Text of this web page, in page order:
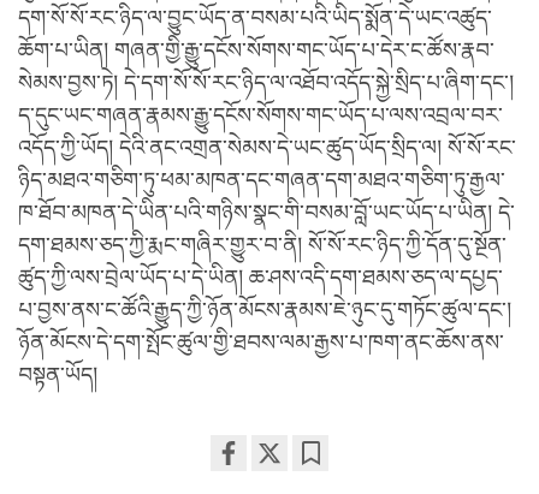
དག་སོ་སོ་རང་ཉིད་ལ་བྱུང་ཡོད་ན་བསམ་པའི་ཡིད་སྨོན་དེ་ཡང་འཚུད་
ཆོག་པ་ཡིན། གཞན་གྱི་རྒྱུ་དངོས་སོགས་གང་ཡོད་པ་དེར་ང་ཚོས་རྣབ་
སེམས་བྱས་ཏེ། དེ་དག་སོ་སོ་རང་ཉིད་ལ་འཐོབ་འདོད་སྐྱེ་སྲིད་པ་ཞིག་དང་།
ད་དུང་ཡང་གཞན་རྣམས་རྒྱུ་དངོས་སོགས་གང་ཡོད་པ་ལས་འབྲལ་བར་
འདོད་ཀྱི་ཡོད། དེའི་ནང་འགྲན་སེམས་དེ་ཡང་ཚུད་ཡོད་སྲིད་ལ། སོ་སོ་རང་
ཉིད་མཐའ་གཅིག་ཏུ་ཕམ་མཁན་དང་གཞན་དག་མཐའ་གཅིག་ཏུ་རྒྱལ་
ཁ་ཐོབ་མཁན་དེ་ཡིན་པའི་གཉིས་སྣང་གི་བསམ་བློ་ཡང་ཡོད་པ་ཡིན། དེ་
དག་ཐམས་ཅད་ཀྱི་རྨང་གཞིར་གྱུར་བ་ནི། སོ་སོ་རང་ཉིད་ཀྱི་དོན་དུ་སྔོན་
ཚུད་ཀྱི་ལས་བྲེལ་ཡོད་པ་དེ་ཡིན། ཆ་ཤས་འདི་དག་ཐམས་ཅད་ལ་དཔྱད་
པ་བྱས་ནས་ང་ཚོའི་རྒྱུད་ཀྱི་ཉོན་མོངས་རྣམས་ཇེ་ཉུང་དུ་གཏོང་ཚུལ་དང་།
ཉོན་མོངས་དེ་དག་སྤོང་ཚུལ་གྱི་ཐབས་ལམ་རྒྱས་པ་ཁག་ནང་ཆོས་ནས་
བསྟན་ཡོད།